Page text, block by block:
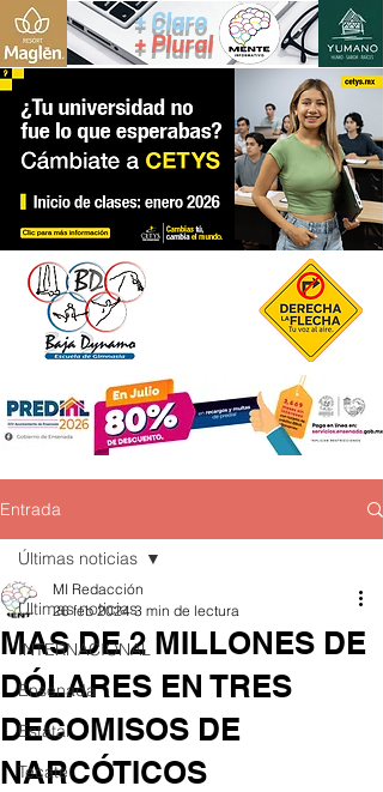
+ Claro
+ Plural
Entrada
Últimas noticias
INTERNACIONAL
Ensenada
Estatal
Tecate
Últimas noticias
MAS DE 2 MILLONES DE
DÓLARES EN TRES
DECOMISOS DE
NARCÓTICOS
MI Redacción
26 feb 2024 3 min de lectura